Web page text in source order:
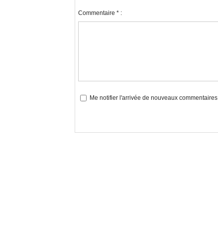
Commentaire * :
Me notifier l'arrivée de nouveaux commentaires